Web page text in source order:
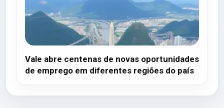
Vale abre centenas de novas oportunidades
de emprego em diferentes regiões do país